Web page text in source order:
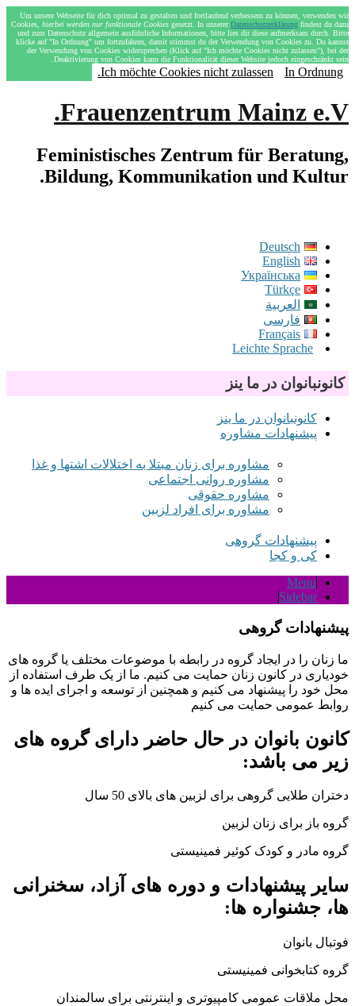
Um unsere Webseite für dich optimal zu gestalten und fortlaufend verbessern zu können, verwenden wir
Cookies, hierbei werden nur funktionale Cookies gesetzt. In unsererDatenschutzerklärung findest du dazu
und zum Datenschutz allgemein ausführliche Informationen, bitte lies dir diese aufmerksam durch. Bitte
klicke auf "In Ordnung" um fortzufahren, damit stimmst du der Verwendung von Cookies zu. Du kannst
der Verwendung von Cookies widersprechen (Klick auf "Ich möchte Cookies nicht zulassen"), bei der
Deaktivierung von Cookies kann die Funktionalität dieser Website jedoch eingeschränkt sein.
In Ordnung
Ich möchte Cookies nicht zulassen.
Frauenzentrum Mainz e.V.
Feministisches Zentrum für Beratung,
Bildung, Kommunikation und Kultur.
Deutsch
English
Українська
Türkçe
العربية
فارسی
Français
Leichte Sprache
کانون‬‫بانوان‬ ‫در‬ ‫ما‬ ‫ی‬‫نز‬
کانون‫بانوان‬ ‫در‬ ‫ما‬ ‫ی‬‫نز‬
پیشنهادات مشاوره
مشاوره برای زنان مبتلا به اختلالات اشتها و غذا
مشاوره روانی اجتماعی
مشاوره حقوقی
مشاوره برای افراد لزبین
پیشنهادات گروهی
کی و کجا
Menu
Sidebar
پیشنهادات گروهی
ما زنان را در ایجاد گروه در رابطه با موضوعات مختلف یا گروه های
خودیاری در کانون زنان حمایت می کنیم. ما از یک طرف استفاده از
محل خود را پیشنهاد می کنیم و همچنین از توسعه و اجرای ایده ها و
روابط عمومی حمایت می کنیم
کانون بانوان در حال حاضر دارای گروه های
زیر می باشد:
دختران طلایی گروهی برای لزبین های بالای 50 سال
گروه باز برای زنان لزبین
گروه مادر و کودک کوئیر فمینیستی
سایر پیشنهادات و دوره های آزاد، سخنرانی
ها، جشنواره ها:
فوتبال بانوان
گروه کتابخوانی فمینیستی
محل ملاقات عمومی کامپیوتری و اینترنتی برای سالمندان